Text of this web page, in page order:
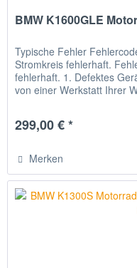
BMW K1600GLE
Typische Fehler
Stromkreis fehlerhaft.
fehlerhaft. 1. Defektes
von einer Werkstatt Ihrer
299,00 € *
Merken